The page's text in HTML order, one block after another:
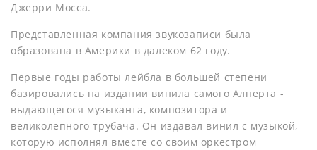
Джерри Мосса.
Представленная компания звукозаписи была
образована в Америки в далеком 62 году.
Первые годы работы лейбла в большей степени
базировались на издании винила самого Алперта -
выдающегося музыканта, композитора и
великолепного трубача. Он издавал винил с музыкой,
которую исполнял вместе со своим оркестром